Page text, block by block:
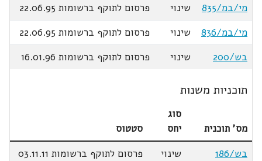
מי/במ/835
שינוי
פרסום לתוקף ברשומות 22.06.95
מי/במ/836
שינוי
פרסום לתוקף ברשומות 22.06.95
בש/200
שינוי פרסום לתוקף ברשומות 16.01.96
תוכניות משנות
מס' תוכנית
סוג
יחס
סטטוס
בש/186
שינוי
פרסום לתוקף ברשומות 03.11.11